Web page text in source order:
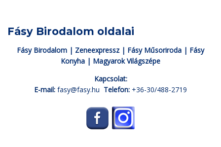
Fásy Birodalom oldalai
Fásy Birodalom | Zeneexpressz | Fásy Műsoriroda | Fásy
Konyha | Magyarok Világszépe
Kapcsolat:
E-mail: fasy@fasy.hu Telefon: +36-30/488-2719